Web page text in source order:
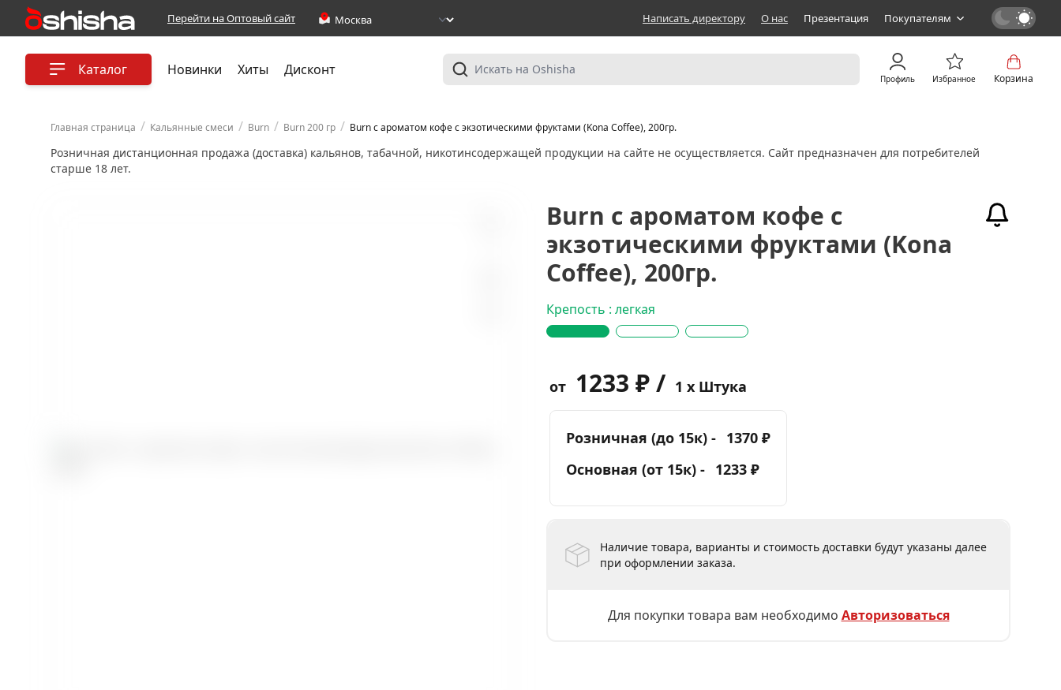
Перейти на Оптовый сайт Написать директору О нас Презентация Покупателям
Каталог Новинки Хиты Дисконт
Профиль Избранное Корзина
Главная страница / Кальянные смеси / Burn / Burn 200 гр / Burn с ароматом кофе с экзотическими фруктами (Kona Coffee), 200гр.
Розничная дистанционная продажа (доставка) кальянов, табачной, никотинсодержащей продукции на сайте не осуществляется. Сайт предназначен для потребителей
старше 18 лет.
Burn с ароматом кофе с
экзотическими фруктами (Kona
Coffee), 200гр.
Крепость : легкая
от 1233 ₽ / 1 x Штука
Розничная (до 15к) - 1370 ₽
Основная (от 15к) - 1233 ₽
Наличие товара, варианты и стоимость доставки будут указаны далее
при оформлении заказа.
Для покупки товара вам необходимо Авторизоваться